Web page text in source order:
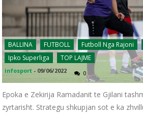
BALLINA FUTBOLL Futboll Nga Rajoni
Ipko Superliga
TOP LAJME
infosport - 09/06/2022 0
Epoka e Zekirija Ramadanit te Gjilani
zyrtarisht. Strategu shkupjan sot e ka